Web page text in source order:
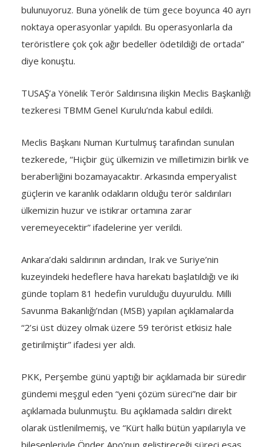
bulunuyoruz. Buna yönelik de tüm gece boyunca 40 ayrı
noktaya operasyonlar yapıldı. Bu operasyonlarla da
teröristlere çok çok ağır bedeller ödetildiği de ortada”
diye konuştu.
TUSAŞ’a Yönelik Terör Saldırısına ilişkin Meclis Başkanlığı
tezkeresi TBMM Genel Kurulu’nda kabul edildi.
Meclis Başkanı Numan Kurtulmuş tarafından sunulan
tezkerede, “Hiçbir güç ülkemizin ve milletimizin birlik ve
beraberliğini bozamayacaktır. Arkasında emperyalist
güçlerin ve karanlık odakların olduğu terör saldırıları
ülkemizin huzur ve istikrar ortamına zarar
veremeyecektir” ifadelerine yer verildi.
Ankara’daki saldırının ardından, Irak ve Suriye’nin
kuzeyindeki hedeflere hava harekatı başlatıldığı ve iki
günde toplam 81 hedefin vurulduğu duyuruldu. Milli
Savunma Bakanlığı’ndan (MSB) yapılan açıklamalarda
“2’si üst düzey olmak üzere 59 terörist etkisiz hale
getirilmiştir” ifadesi yer aldı.
PKK, Perşembe günü yaptığı bir açıklamada bir süredir
gündemi meşgul eden “yeni çözüm süreci”ne dair bir
açıklamada bulunmuştu. Bu açıklamada saldırı direkt
olarak üstlenilmemiş, ve “Kürt halkı bütün yapılarıyla ve